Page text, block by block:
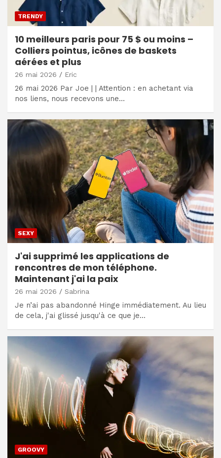
TRENDY
10 meilleurs paris pour 75 $ ou moins –
Colliers pointus, icônes de baskets
aérées et plus
26 mai 2026 Eric
26 mai 2026 Par Joe | | Attention : en achetant via
nos liens, nous recevons une…
SEXY
J'ai supprimé les applications de
rencontres de mon téléphone.
Maintenant j'ai la paix
26 mai 2026 Sabrina
Je n’ai pas abandonné Hinge immédiatement. Au lieu
de cela, j'ai glissé jusqu'à ce que je…
GROOVY